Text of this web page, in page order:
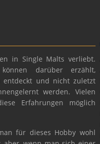
in Single Malts verliebt.
können darüber erzählt,
entdeckt und nicht zuletzt
werden. Vielen
Erfahrungen möglich
für dieses Hobby wohl